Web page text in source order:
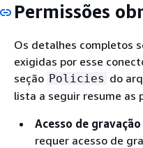
Permissões
Os detalhes completos
exigidas por esse
seção Policies do
lista a seguir resume as
Acesso de
requer acesso de